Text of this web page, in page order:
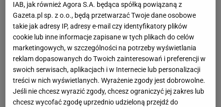
IAB, jak również Agora S.A. będąca spółką powiązaną z
Gazeta.pl sp. z o.o., będą przetwarzać Twoje dane osobowe
takie jak adresy IP, adresy e-mail czy identyfikatory plików
cookie lub inne informacje zapisane w tych plikach do celów
marketingowych, w szczególności na potrzeby wyświetlania
reklam dopasowanych do Twoich zainteresowań i preferencji w
swoich serwisach, aplikacjach i w Internecie lub personalizacji
treści w nich wyświetlanych. Wyrażenie zgody jest dobrowolne.
Jeśli nie chcesz wyrazić zgody, chcesz ograniczyć jej zakres lub
chcesz wycofać zgodę uprzednio udzieloną przejdź do